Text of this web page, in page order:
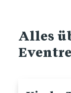
Alles